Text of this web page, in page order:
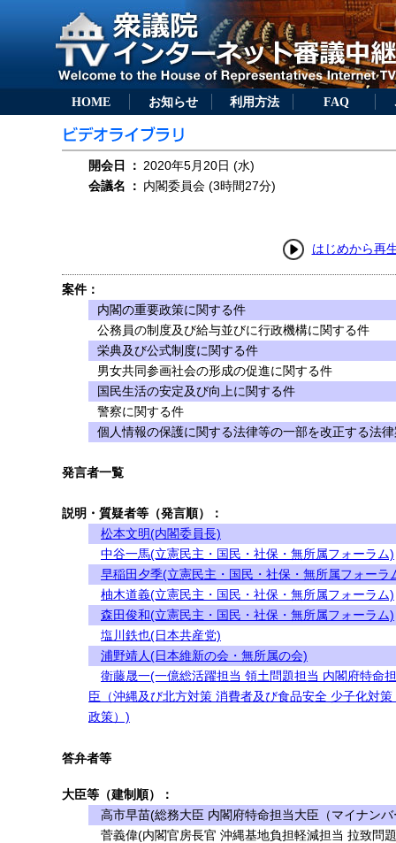
HOME お知らせ 利用方法 FAQ
開会日 ： 2020年5月20日 (水)
会議名
： 内閣委員会 (3時間27分)
はじめから再
案件：
内閣の重要政策に関する件
公務員の制度及び給与並びに行政機構に関する件
栄典及び公式制度に関する件
男女共同参画社会の形成の促進に関する件
国民生活の安定及び向上に関する件
警察に関する件
個人情報の保護に関する法律等の一部を改正する法
発言者一覧
説明・質疑者等（発言順）：
松本文明(内閣委員長)
中谷一馬(立憲民主・国民・社保・無所属フォーラム)
早稲田夕季(立憲民主・国民・社保・無所属フォーラ
柚木道義(立憲民主・国民・社保・無所属フォーラム)
森田俊和(立憲民主・国民・社保・無所属フォーラム)
塩川鉄也(日本共産党)
浦野靖人(日本維新の会・無所属の会)
衛藤晟一(一億総活躍担当 領土問題担当 内閣府特命
臣（沖縄及び北方対策 消費者及び食品安全 少子化対策
政策）)
答弁者等
大臣等（建制順）：
高市早苗(総務大臣 内閣府特命担当大臣（マイナン
菅義偉(内閣官房長官 沖縄基地負担軽減担当 拉致問